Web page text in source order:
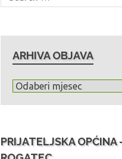
ARHIVA OBJAVA
A
v
PRIJATELJSKA OPĆINA